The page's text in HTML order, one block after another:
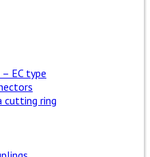
EC type
cutting ring